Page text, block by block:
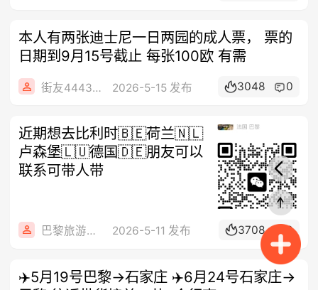
本人有两张迪士尼一日两园的成人票， 票的
日期到9月15号截止 每张100欧 有需
街友44434405 2026-5-15 发布 3048 0
近期想去比利时🇧🇪荷兰🇳🇱
卢森堡🇱🇺德国🇩🇪朋友可以
联系可带人带
巴黎旅游地接社 2026-5-11 发布 3708 0
✈️5月19号巴黎→石家庄 ✈️6月24号石家庄→